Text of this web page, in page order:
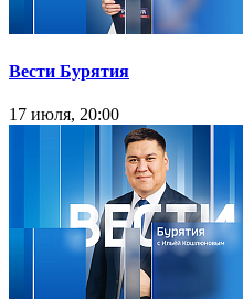
Вести Бурятия
17 июля, 20:00